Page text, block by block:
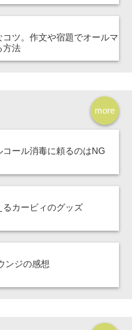
ツ。作文や宿題でオールマ
方法
more
ール消毒に頼るのはNG
るカービィのグッズ
ンジの感想